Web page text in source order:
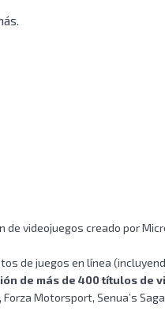
de videojuegos creado por
de juegos en línea
de más de 400 títulos de
Motorsport, Senua’s